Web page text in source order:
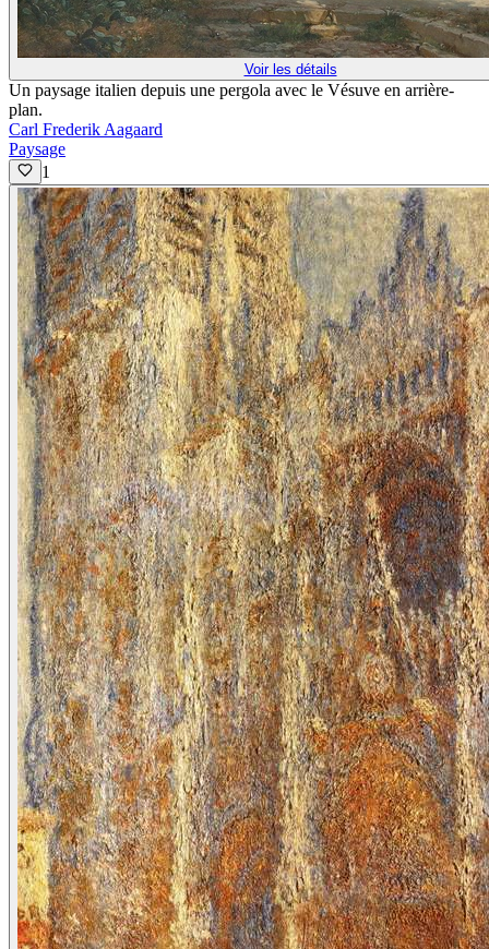
Voir les détails
Un paysage italien depuis une pergola avec le Vésuve en arrière-
plan.
Carl Frederik Aagaard
Paysage
1